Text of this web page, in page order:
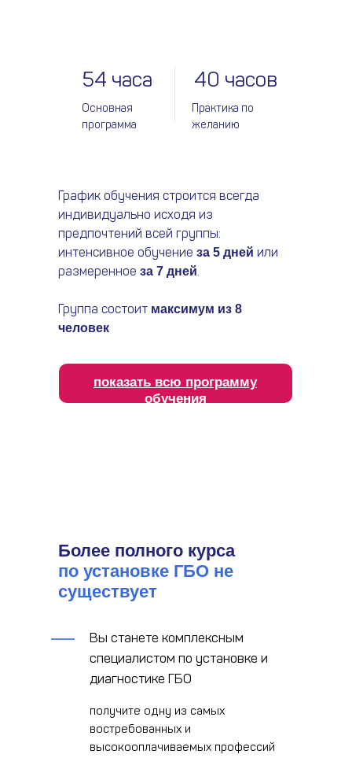
54 часа
Основная
программа
График обучения строится всегда
индивидуально исходя из
предпочтений всей группы:
интенсивное обучение за 5 дней или
размеренное за 7 дней.
Группа состоит максимум из 8
человек
40 часов
Практика по
желанию
показать всю программу
обучения
Более полного курса
по установке ГБО не
существует
Вы станете комплексным
специалистом по установке и
диагностике ГБО
получите одну из самых
востребованных и
высокооплачиваемых профессий